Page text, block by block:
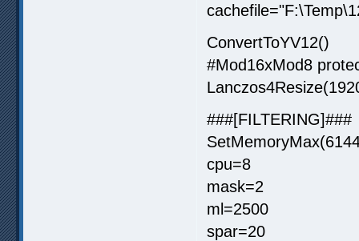
ConvertToYV12()
#Mod16xMod8
###[FILTERING]###
cpu=8
mask=2
ml=2500
spar=20